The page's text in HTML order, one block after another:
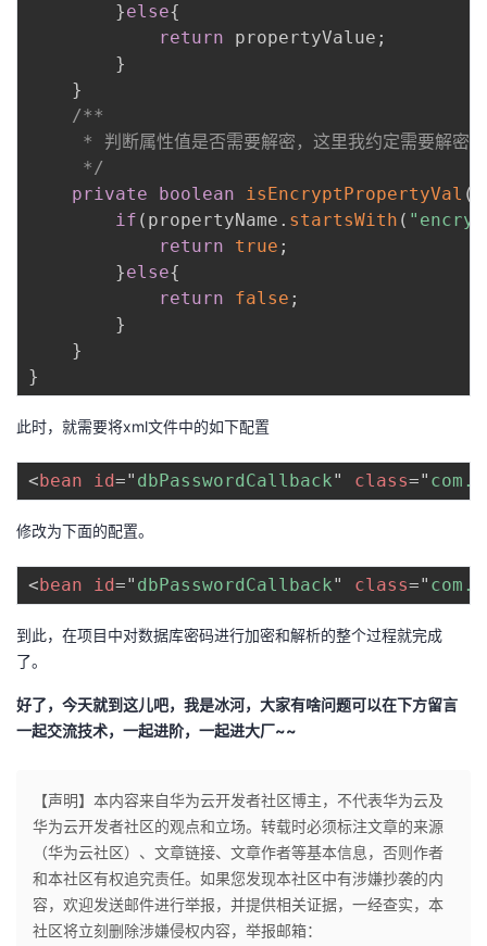
}else{
return propertyValue ;
}
}
/**
* 判断属性值是否需要解密，这里我约定需要解密
     */
private
boolean isEncryptPropertyVal (
if ( propertyName . startsWith (
return
true ;
}else{
return
false ;
}
}
}
此时，就需要将xml文件中的如下配置
< bean id=" dbPasswordCallback" class="
修改为下面的配置。
< bean id=" dbPasswordCallback" class="
到此，在项目中对数据库密码进行加密和解析的整个过程就完成
了。
好了，今天就到这儿吧，我是冰河，大家有啥问题可以在下方留言
一起交流技术，一起进阶，一起进大厂~~
【声明】本内容来自华为云开发者社区博主，不代表华为云及
华为云开发者社区的观点和立场。转载时必须标注文章的来源
（华为云社区）、文章链接、文章作者等基本信息，否则作者
和本社区有权追究责任。如果您发现本社区中有涉嫌抄袭的内
容，欢迎发送邮件进行举报，并提供相关证据，一经查实，本
社区将立刻删除涉嫌侵权内容，举报邮箱：